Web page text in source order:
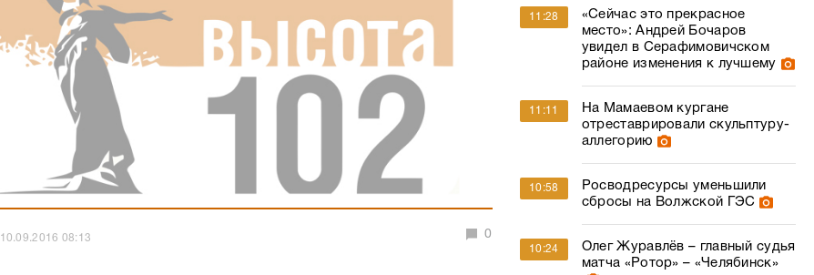
10.09.2016 08:13 0
11:28
«Сейчас это прекрасное
место»: Андрей Бочаров
увидел в Серафимовичском
районе изменения к лучшему
11:11
На Мамаевом кургане
отреставрировали скульптуру-
аллегорию
10:58
Росводресурсы уменьшили
сбросы на Волжской ГЭС
10:24
Олег Журавлёв – главный судья
матча «Ротор» – «Челябинск»